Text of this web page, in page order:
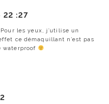
22 :27
les yeux, j’utilise un
ce démaquillant n’est pas
waterproof